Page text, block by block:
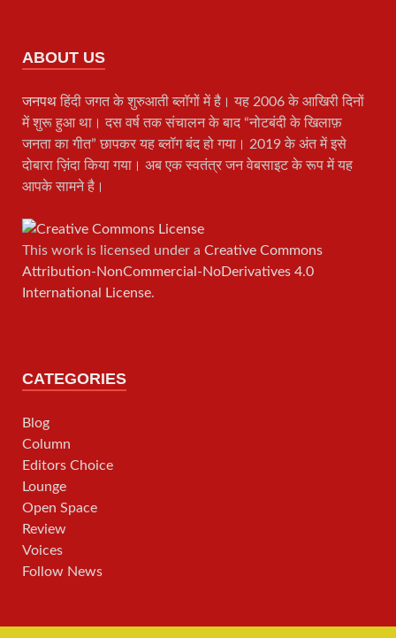
ABOUT US
जनपथ हिंदी जगत के शुरुआती ब्लॉगों में है। यह 2006 के आखिरी दिनों
में शुरू हुआ था। दस वर्ष तक संचालन के बाद “नोटबंदी के खिलाफ़
जनता का गीत” छापकर यह ब्लॉग बंद हो गया। 2019 के अंत में इसे
दोबारा ज़िंदा किया गया। अब एक स्वतंत्र जन वेबसाइट के रूप में यह
आपके सामने है।
This work is licensed under a Creative Commons
Attribution-NonCommercial-NoDerivatives 4.0
International License.
CATEGORIES
Blog
Column
Editors Choice
Lounge
Open Space
Review
Voices
Follow News